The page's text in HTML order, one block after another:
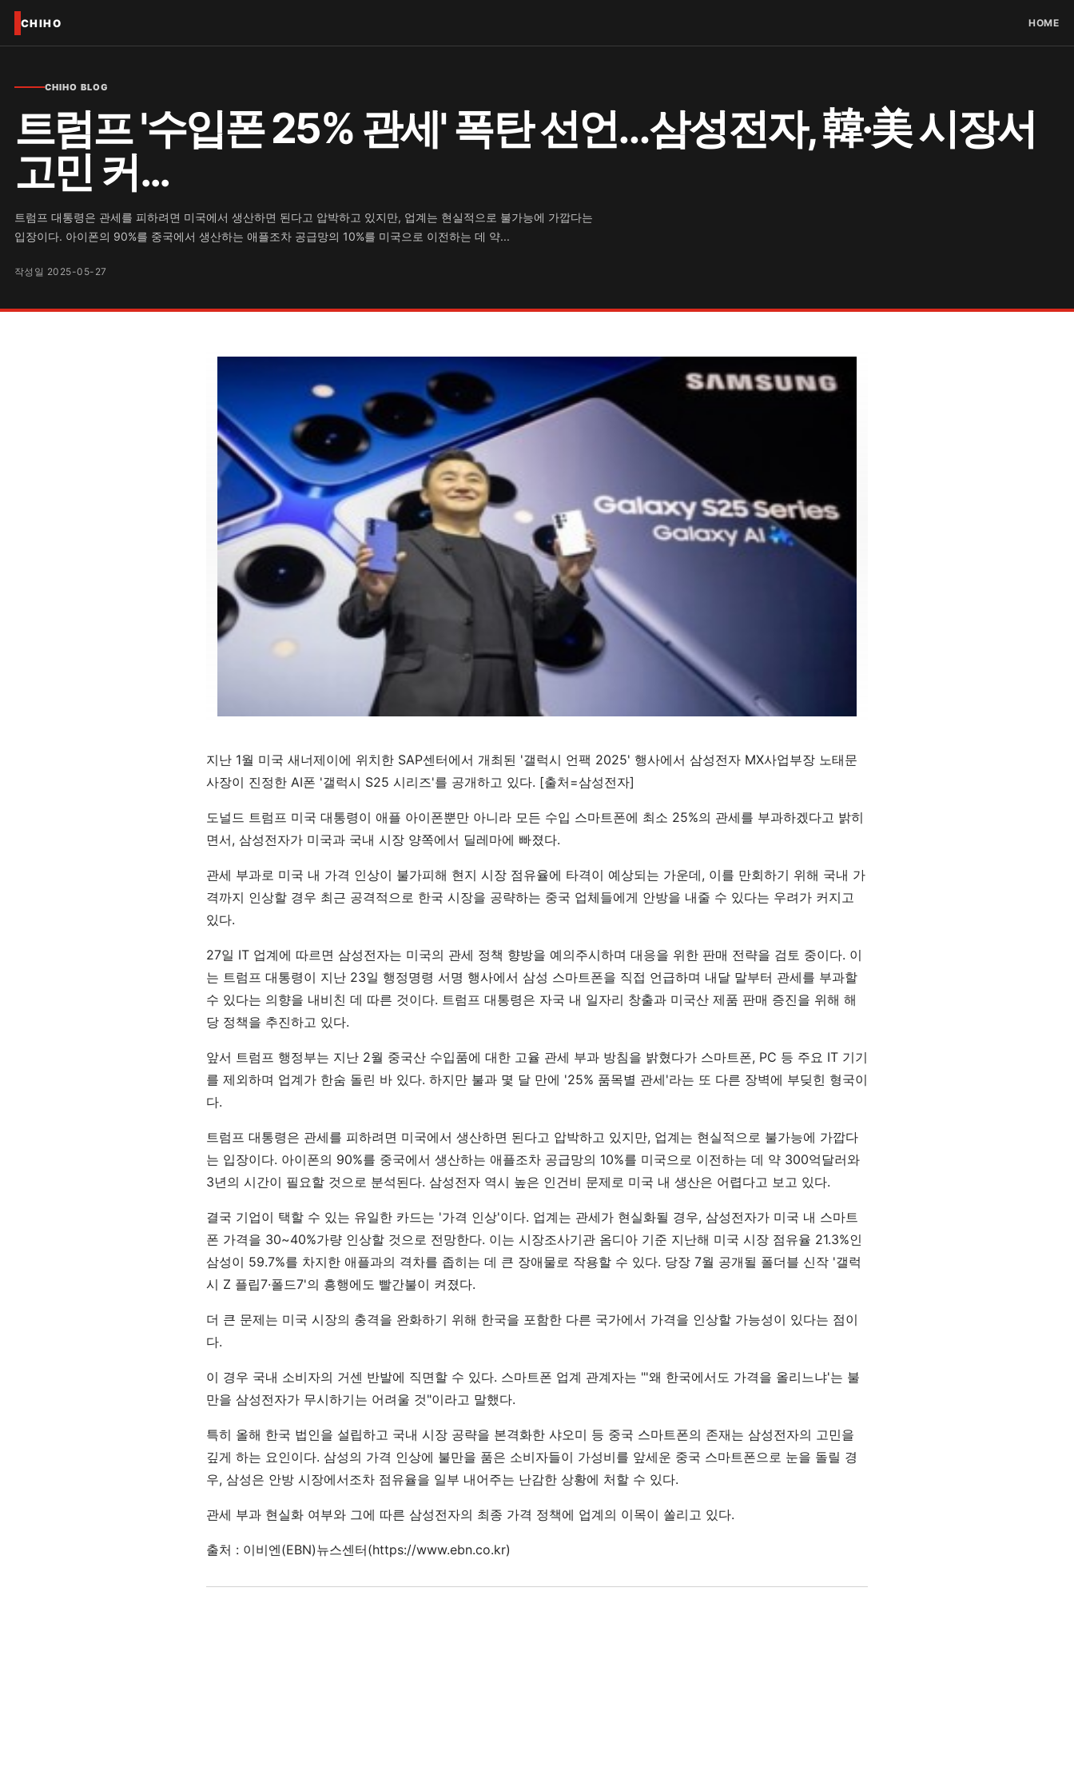
CHIHO HOME
CHIHO BLOG
트럼프 '수입폰 25% 관세' 폭탄 선언…삼성전자, 韓·美 시장서
고민 커...
트럼프 대통령은 관세를 피하려면 미국에서 생산하면 된다고 압박하고 있지만, 업계는 현실적으로 불가능에 가깝다는
입장이다. 아이폰의 90%를 중국에서 생산하는 애플조차 공급망의 10%를 미국으로 이전하는 데 약...
작성일 2025-05-27
지난 1월 미국 새너제이에 위치한 SAP센터에서 개최된 '갤럭시 언팩 2025' 행사에서 삼성전자 MX사업부장 노태문
사장이 진정한 AI폰 '갤럭시 S25 시리즈'를 공개하고 있다. [출처=삼성전자]
도널드 트럼프 미국 대통령이 애플 아이폰뿐만 아니라 모든 수입 스마트폰에 최소 25%의 관세를 부과하겠다고 밝히
면서, 삼성전자가 미국과 국내 시장 양쪽에서 딜레마에 빠졌다.
관세 부과로 미국 내 가격 인상이 불가피해 현지 시장 점유율에 타격이 예상되는 가운데, 이를 만회하기 위해 국내 가
격까지 인상할 경우 최근 공격적으로 한국 시장을 공략하는 중국 업체들에게 안방을 내줄 수 있다는 우려가 커지고
있다.
27일 IT 업계에 따르면 삼성전자는 미국의 관세 정책 향방을 예의주시하며 대응을 위한 판매 전략을 검토 중이다. 이
는 트럼프 대통령이 지난 23일 행정명령 서명 행사에서 삼성 스마트폰을 직접 언급하며 내달 말부터 관세를 부과할
수 있다는 의향을 내비친 데 따른 것이다. 트럼프 대통령은 자국 내 일자리 창출과 미국산 제품 판매 증진을 위해 해
당 정책을 추진하고 있다.
앞서 트럼프 행정부는 지난 2월 중국산 수입품에 대한 고율 관세 부과 방침을 밝혔다가 스마트폰, PC 등 주요 IT 기기
를 제외하며 업계가 한숨 돌린 바 있다. 하지만 불과 몇 달 만에 '25% 품목별 관세'라는 또 다른 장벽에 부딪힌 형국이
다.
트럼프 대통령은 관세를 피하려면 미국에서 생산하면 된다고 압박하고 있지만, 업계는 현실적으로 불가능에 가깝다
는 입장이다. 아이폰의 90%를 중국에서 생산하는 애플조차 공급망의 10%를 미국으로 이전하는 데 약 300억달러와
3년의 시간이 필요할 것으로 분석된다. 삼성전자 역시 높은 인건비 문제로 미국 내 생산은 어렵다고 보고 있다.
결국 기업이 택할 수 있는 유일한 카드는 '가격 인상'이다. 업계는 관세가 현실화될 경우, 삼성전자가 미국 내 스마트
폰 가격을 30~40%가량 인상할 것으로 전망한다. 이는 시장조사기관 옴디아 기준 지난해 미국 시장 점유율 21.3%인
삼성이 59.7%를 차지한 애플과의 격차를 좁히는 데 큰 장애물로 작용할 수 있다. 당장 7월 공개될 폴더블 신작 '갤럭
시 Z 플립7·폴드7'의 흥행에도 빨간불이 켜졌다.
더 큰 문제는 미국 시장의 충격을 완화하기 위해 한국을 포함한 다른 국가에서 가격을 인상할 가능성이 있다는 점이
다.
이 경우 국내 소비자의 거센 반발에 직면할 수 있다. 스마트폰 업계 관계자는 "'왜 한국에서도 가격을 올리느냐'는 불
만을 삼성전자가 무시하기는 어려울 것"이라고 말했다.
특히 올해 한국 법인을 설립하고 국내 시장 공략을 본격화한 샤오미 등 중국 스마트폰의 존재는 삼성전자의 고민을
깊게 하는 요인이다. 삼성의 가격 인상에 불만을 품은 소비자들이 가성비를 앞세운 중국 스마트폰으로 눈을 돌릴 경
우, 삼성은 안방 시장에서조차 점유율을 일부 내어주는 난감한 상황에 처할 수 있다.
관세 부과 현실화 여부와 그에 따른 삼성전자의 최종 가격 정책에 업계의 이목이 쏠리고 있다.
출처 : 이비엔(EBN)뉴스센터(https://www.ebn.co.kr)